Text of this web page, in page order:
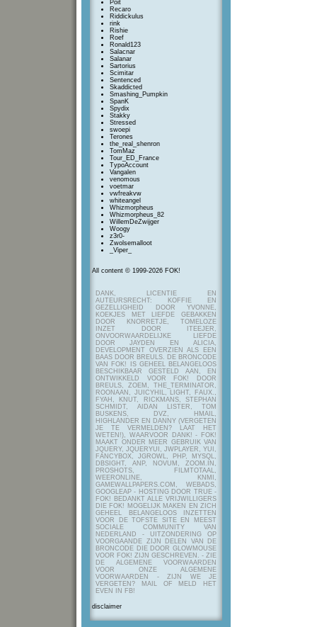
Poit
Recaro
Riddickulus
rink
Rishie
Roef
Ronald123
Salacnar
Salanar
Sartorius
Scimitar
Sentenced
Skaddicted
Smashing_Pumpkin
SpanK
Spydix
Stakky
Stressed
swoepi
Terones
the_real_shenron
TomMaz
Tour_ED_France
TypoAccount
Vangalen
venomous
voetmar
vwfreakvw
whiteangel
Whizmorpheus
Whizmorpheus_82
WillemDeZwijger
Woogy
z3r0-
Zwolsemalloot
_Viper_
All content © 1999-2026 FOK!
DANK, LICENTIE EN
AUTEURSRECHT: KOFFIE EN
GEZELLIGHEID DOOR YVONNE,
KOEKJES MET LIEFDE GEBAKKEN
DOOR KNORRETJE, TOMELOZE
INZET DOOR ITEEJER,
ONVOORWAARDELIJKE LIEFDE
DOOR JAYDEN EN ALICIA,
DEVELOPMENT OVERZIEN ALS EEN
BAAS DOOR BREULS. DE BRONCODE
VAN FOK! IS GEHEEL BELANGELOOS
BESCHIKBAAR GESTELD AAN, EN
ONTWIKKELD VOOR FOK! DOOR
BREULS, ZOEM, THE_TERMINATOR,
ROONAAN, JUICYHIL, LIGHT, FAUX.,
FYAH, KNUT, RICKMANS, STEPHAN
SCHMIDT, AIDAN LISTER, TOM
BUSKENS, DVZ, HMAIL,
HIGHLANDER EN DANNY (VERGETEN
JE TE VERMELDEN? LAAT HET
WETEN!), WAARVOOR DANK! - FOK!
MAAKT ONDER MEER GEBRUIK VAN
JQUERY, JQUERYUI, JWPLAYER, YUI,
FANCYBOX, JGROWL, PHP, MYSQL,
DBSIGHT, ANP, NOVUM, ZOOM.IN,
PROSHOTS, FILMTOTAAL,
WEERONLINE, KNMI,
GAMEWALLPAPERS.COM, WEBADS,
GOOGLEAP - HOSTING DOOR TRUE -
FOK! BEDANKT ALLE VRIJWILLIGERS
DIE FOK! MOGELIJK MAKEN EN ZICH
GEHEEL BELANGELOOS INZETTEN
VOOR DE TOFSTE SITE EN MEEST
SOCIALE COMMUNITY VAN
NEDERLAND - UITZONDERING OP
VOORGAANDE ZIJN DELEN VAN DE
BRONCODE DIE DOOR GLOWMOUSE
VOOR FOK! ZIJN GESCHREVEN. - ZIE
DE ALGEMENE VOORWAARDEN
VOOR ONZE ALGEMENE
VOORWAARDEN - ZIJN WE JE
VERGETEN? MAIL OF MELD HET
EVEN IN FB!
disclaimer